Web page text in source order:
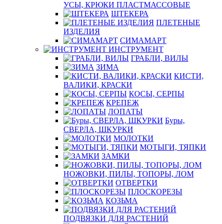
УСЫ, КРЮКИ ПЛАСТМАССОВЫЕ
ШТЕКЕРА
ПЛЕТЕНЫЕ
ИЗДЕЛИЯ
СИМАМАРТ
ИНСТРУМЕНТ
ГРАБЛИ, ВИЛЫ
ЗИМА
КИСТИ,
ВАЛИКИ, КРАСКИ
КОСЫ, СЕРПЫ
КРЕПЕЖ
ЛОПАТЫ
Буры,
СВЕРЛА, ШКУРКИ
МОЛОТКИ
МОТЫГИ, ТЯПКИ
ЗАМКИ
НОЖОВКИ, ПИЛЫ, ТОПОРЫ, ЛОМ
ОТВЕРТКИ
ПЛОСКОРЕЗЫ
КОЗЬМА
ПОДВЯЗКИ ДЛЯ РАСТЕНИЙ